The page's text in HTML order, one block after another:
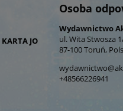
KARTA JO
Osoba
Wydawnictwo
ul. Wita Stwosza
87-100 Toruń,
+48566226941